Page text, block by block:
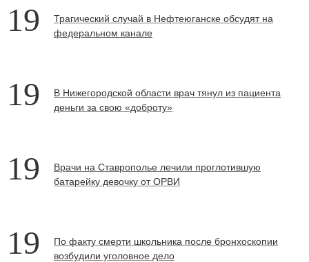
19
Трагический случай в Нефтеюганске обсудят на
федеральном канале
19
В Нижегородской области врач тянул из пациента
деньги за свою «доброту»
19
Врачи на Ставрополье лечили проглотившую
батарейку девочку от ОРВИ
19
По факту смерти школьника после бронхоскопии
возбудили уголовное дело